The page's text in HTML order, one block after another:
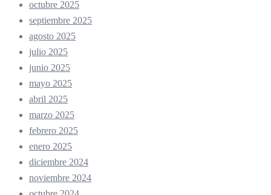
octubre 2025
septiembre 2025
agosto 2025
julio 2025
junio 2025
mayo 2025
abril 2025
marzo 2025
febrero 2025
enero 2025
diciembre 2024
noviembre 2024